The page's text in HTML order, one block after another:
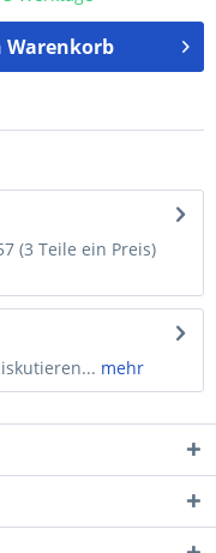
Warenkorb
(3 Teile ein Preis)
mehr